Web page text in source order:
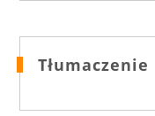
Tłumaczenie